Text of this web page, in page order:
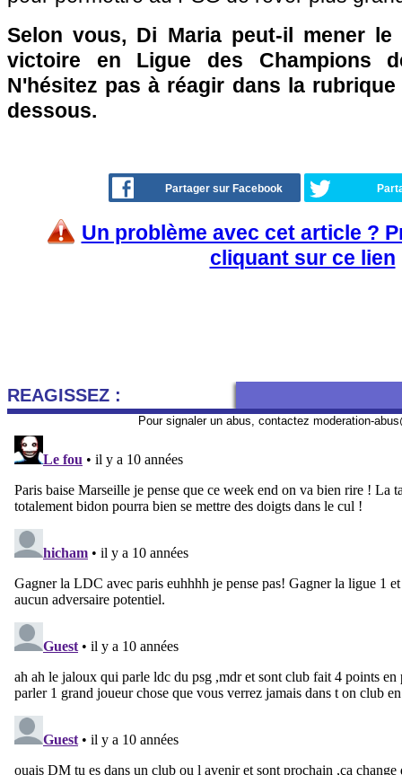
Selon vous, Di Maria peut-il mener le
victoire en Ligue des Champions
N'hésitez pas à réagir dans la
dessous.
Partager sur Facebook
Un problème avec cet article ?
cliquant sur ce lien
REAGISSEZ :
Pour signaler un abus, contactez moderation-